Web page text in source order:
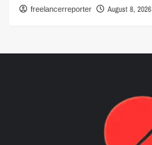
freelancerreporter August 8, 2026